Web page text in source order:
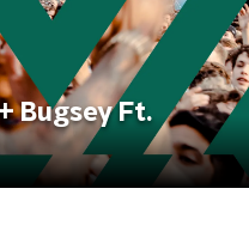
Bugsey Ft.